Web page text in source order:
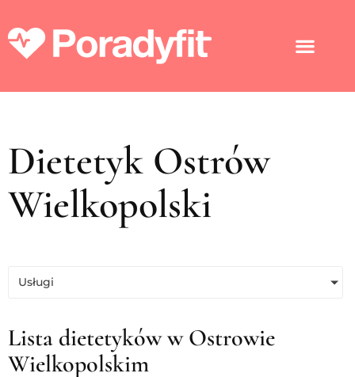
Dietetyk Ostrów
Wielkopolski
Usługi
Lista dietetyków w Ostrowie
Wielkopolskim